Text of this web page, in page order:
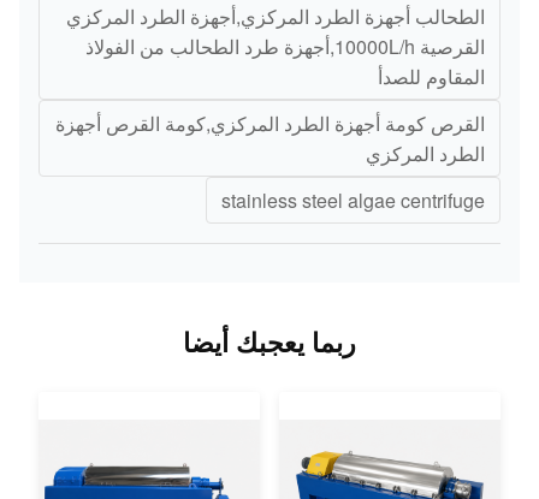
الطحالب أجهزة الطرد المركزي,أجهزة الطرد المركزي
القرصية 10000L/h,أجهزة طرد الطحالب من الفولاذ
المقاوم للصدأ
القرص كومة أجهزة الطرد المركزي,كومة القرص أجهزة
الطرد المركزي
stainless steel algae centrifuge
ربما يعجبك أيضا